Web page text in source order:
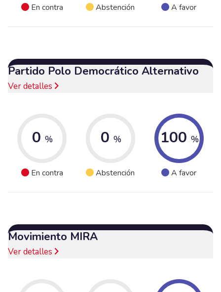
En contra Abstención A favor
Partido Polo Democrático Alternativo
Ver detalles
0 %
En contra
0 %
Abstención
100 %
A favor
Movimiento MIRA
Ver detalles